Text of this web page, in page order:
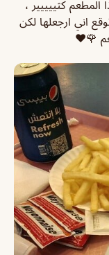
كثييييير ،
اني ارجعلها لكن
🌹❤️